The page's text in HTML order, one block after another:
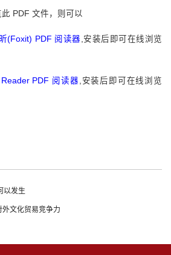
PDF 文件，则可以
(Foxit) PDF 阅读器 ,安装后即可在线浏览
PDF 阅读器 ,安装后即可在线浏览
以发生
外文化贸易竞争力